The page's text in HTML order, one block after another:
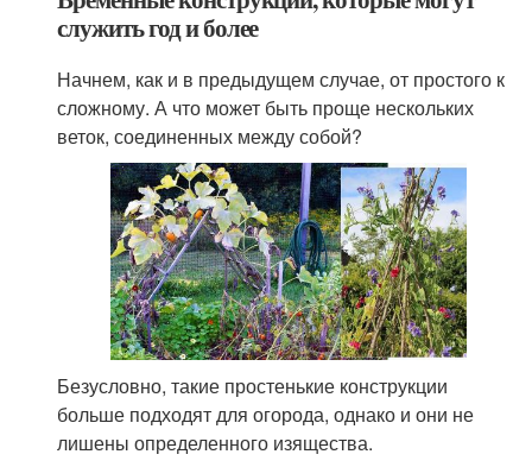
служить год и более
Начнем, как и в предыдущем случае, от простого к
сложному. А что может быть проще нескольких
веток, соединенных между собой?
Безусловно, такие простенькие конструкции
больше подходят для огорода, однако и они не
лишены определенного изящества.